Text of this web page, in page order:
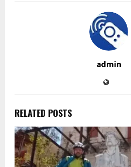
admin
RELATED POSTS